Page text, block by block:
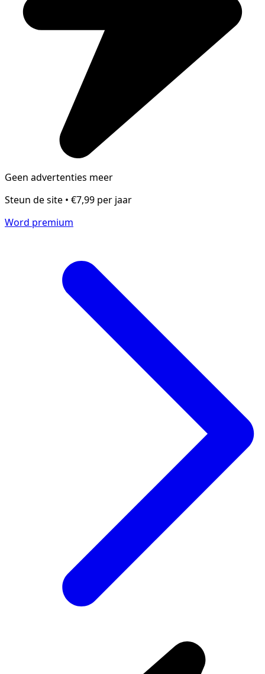
Geen advertenties meer
Steun de site • €7,99 per jaar
Word premium